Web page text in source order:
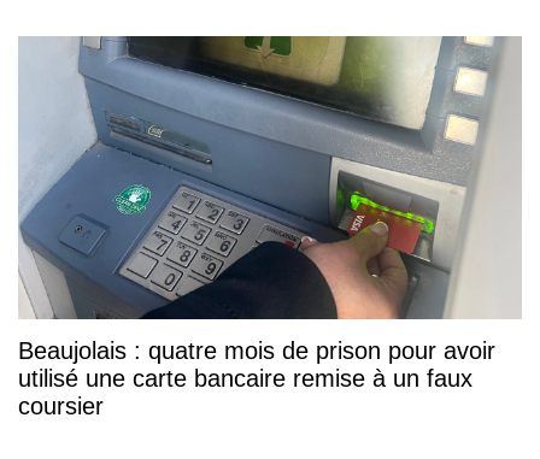
Beaujolais : quatre mois de prison pour avoir
utilisé une carte bancaire remise à un faux
coursier